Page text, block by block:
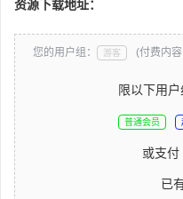
资源下载地址：
您的用户组： 游客 (付费内
限以下用
普通会员
或支付
已